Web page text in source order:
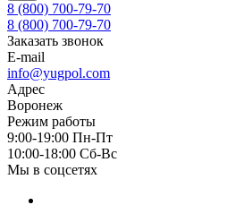
8 (800) 700-79-70
8 (800) 700-79-70
Заказать звонок
E-mail
info@yugpol.com
Адрес
Воронеж
Режим работы
9:00-19:00 Пн-Пт
10:00-18:00 Cб-Вс
Мы в соцсетях